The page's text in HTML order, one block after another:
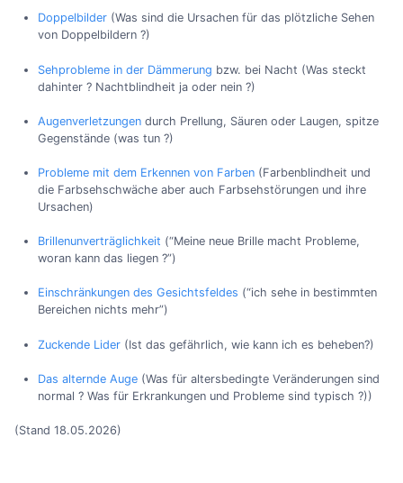
Doppelbilder(Was sind die Ursachen für das plötzliche Sehen
von Doppelbildern ?)
Sehprobleme in der Dämmerung bzw. bei Nacht (Was steckt
dahinter ? Nachtblindheit ja oder nein ?)
Augenverletzungendurch Prellung, Säuren oder Laugen, spitze
Gegenstände (was tun ?)
Probleme mit dem Erkennen von Farben(Farbenblindheit und
die Farbsehschwäche aber auch Farbsehstörungen und ihre
Ursachen)
Brillenunverträglichkeit (“Meine neue Brille macht Probleme,
woran kann das liegen ?”)
Einschränkungen des Gesichtsfeldes (“ich sehe in bestimmten
Bereichen nichts mehr”)
Zuckende Lider(Ist das gefährlich, wie kann ich es beheben?)
Das alternde Auge(Was für altersbedingte Veränderungen sind
normal ? Was für Erkrankungen und Probleme sind typisch ?))
(Stand 18.05.2026)